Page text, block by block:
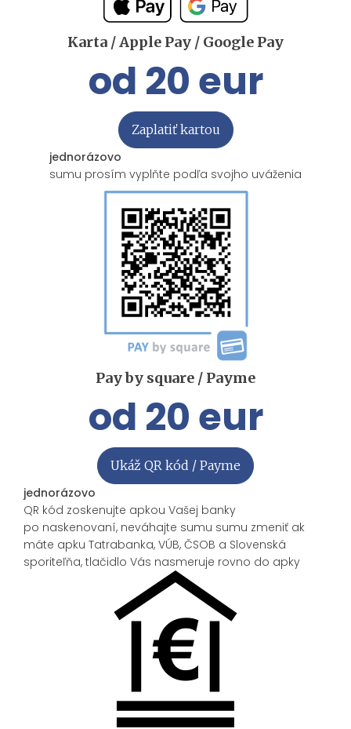
Karta / Apple Pay / Google Pay
od 20 eur
Zaplatiť kartou
jednorázovo
sumu prosím vyplňte podľa svojho uváženia
Pay by square / Payme
od 20 eur
Ukáž QR kód / Payme
jednorázovo
QR kód zoskenujte apkou Vašej banky
po naskenovaní, neváhajte sumu sumu zmeniť ak
máte apku Tatrabanka, VÚB, ČSOB a Slovenská
sporiteľňa, tlačidlo Vás nasmeruje rovno do apky